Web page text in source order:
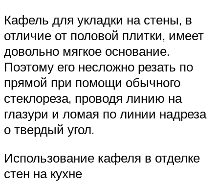
Кафель для укладки на стены, в
отличие от половой плитки, имеет
довольно мягкое основание.
Поэтому его несложно резать по
прямой при помощи обычного
стеклореза, проводя линию на
глазури и ломая по линии надреза
о твердый угол.
Использование кафеля в отделке
стен на кухне